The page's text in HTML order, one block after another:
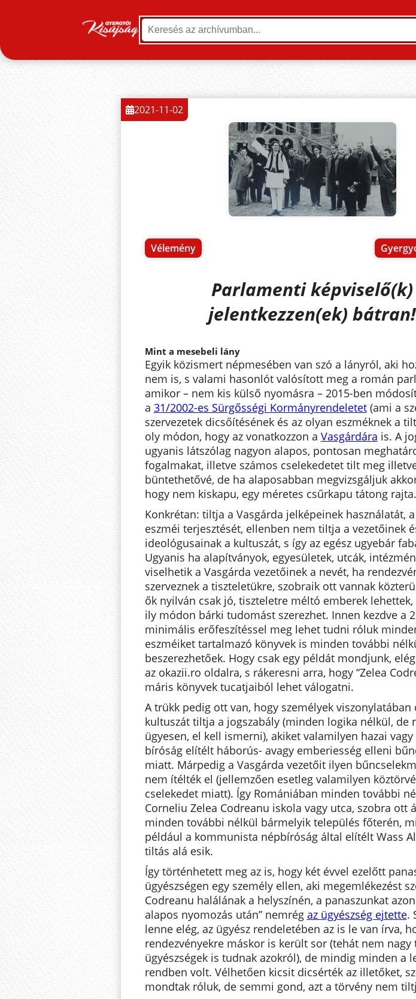
Vélemény
2021-11-02
Parlamenti képviselő(k)
jelentkezzen(ek) bátran!
Mint a mesebeli lány
Egyik közismert népmesében van szó a lányról, aki
nem is, s valami hasonlót valósított meg a román
amikor – nem kis külső nyomásra – 2015-ben
a 31/2002-es Sürgősségi Kormányrendeletet (ami a
szervezetek dicsőítésének és az olyan eszméknek a
oly módon, hogy az vonatkozzon a Vasgárdára is. A
ugyanis látszólag nagyon alapos, pontosan
fogalmakat, illetve számos cselekedetet tilt meg
büntethetővé, de ha alaposabban megvizsgáljuk
hogy nem kiskapu, egy méretes csűrkapu tátong rajta.
Konkrétan: tiltja a Vasgárda jelképeinek használatát,
eszméi terjesztését, ellenben nem tiltja a vezetőinek
ideológusainak a kultuszát, s így az egész ugyebár
Ugyanis ha alapítványok, egyesületek, utcák,
viselhetik a Vasgárda vezetőinek a nevét, ha
szerveznek a tiszteletükre, szobraik ott vannak
ők nyilván csak jó, tiszteletre méltó emberek
ily módon bárki tudomást szerezhet. Innen kezdve a
minimális erőfeszítéssel meg lehet tudni róluk
eszméiket tartalmazó könyvek is minden további
beszerezhetőek. Hogy csak egy példát mondjunk,
az okazii.ro oldalra, s rákeresni arra, hogy “Zelea
máris könyvek tucatjaiból lehet válogatni.
A trükk pedig ott van, hogy személyek viszonylatában
kultuszát tiltja a jogszabály (minden logika nélkül, de
ügyesen, el kell ismerni), akiket valamilyen hazai
bíróság elítélt háborús- avagy emberiesség elleni
miatt. Márpedig a Vasgárda vezetőit ilyen
nem ítélték el (jellemzően esetleg valamilyen
cselekedet miatt). Így Romániában minden további
Corneliu Zelea Codreanu iskola vagy utca, szobra ott
minden további nélkül bármelyik település főterén,
például a kommunista népbíróság által elítélt Wass
tiltás alá esik.
Így történhetett meg az is, hogy két évvel ezelőtt
ügyészségen egy személy ellen, aki megemlékezést
Codreanu halálának a helyszínén, a panaszunkat
alapos nyomozás után” nemrég az ügyészség ejtette.
lenne elég, az ügyész rendeletében az is le van írva,
rendezvényekre máskor is került sor (tehát nem nagy
ügyészségek is tudnak azokról), de mindig minden a
rendben volt. Vélhetően kicsit dicsérték az illetőket,
mondtak róluk, de semmi gond, azt a törvény nem